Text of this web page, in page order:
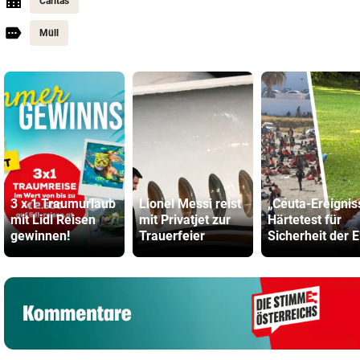
Müll
3 x 1 Traumurlaub
mit Lidl Reisen
gewinnen!
Lionel Messi reist
mit Privatjet zur
Trauerfeier
„Ceuta-
Härtetest für
Sicherheit der